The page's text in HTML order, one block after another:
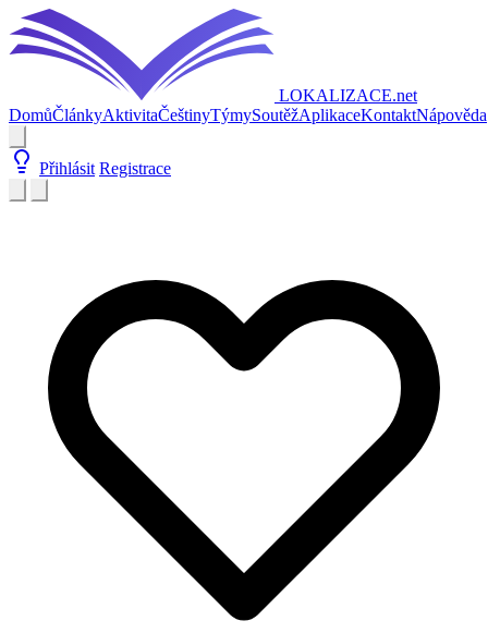
LOKALIZACE.net
DomůČlánkyAktivitaČeštinyTýmySoutěžAplikaceKontaktNápověda
Přihlásit Registrace